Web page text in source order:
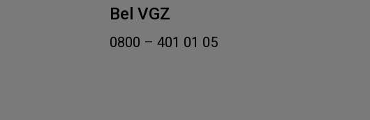
Bel VGZ
0800 – 401 01 05